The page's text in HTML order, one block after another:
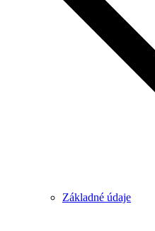
Základné údaje